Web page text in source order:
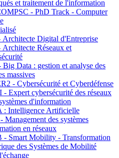
et traitement de l'information
- PhD Track - Computer
Digital d'Entreprise
Réseaux et
Data : gestion et analyse des
massives
- Cybersécurité et Cyberdéfense
- Expert cybersécurité des réseaux
d'information
: Intelligence Artificielle
Management des systèmes
en réseaux
- Smart Mobility - Transformation
des Systèmes de Mobilité